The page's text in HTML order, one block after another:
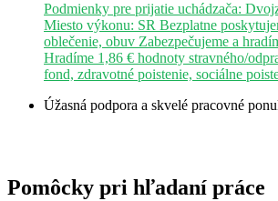
Podmienky pre prijatie uchádzača:
Miesto výkonu: SR Bezplatne
oblečenie, obuv Zabezpečujeme a
Hradíme 1,86 € hodnoty stravného/
fond, zdravotné poistenie, sociálne
Úžasná podpora a skvelé pracovné
Pomôcky pri hľadaní práce